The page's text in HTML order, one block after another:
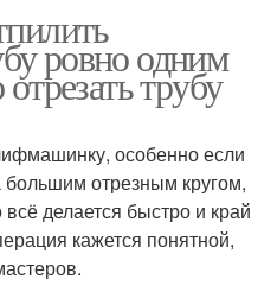
ровно одним
трубу
особенно если
большим отрезным кругом,
делается быстро и край
кажется понятной,